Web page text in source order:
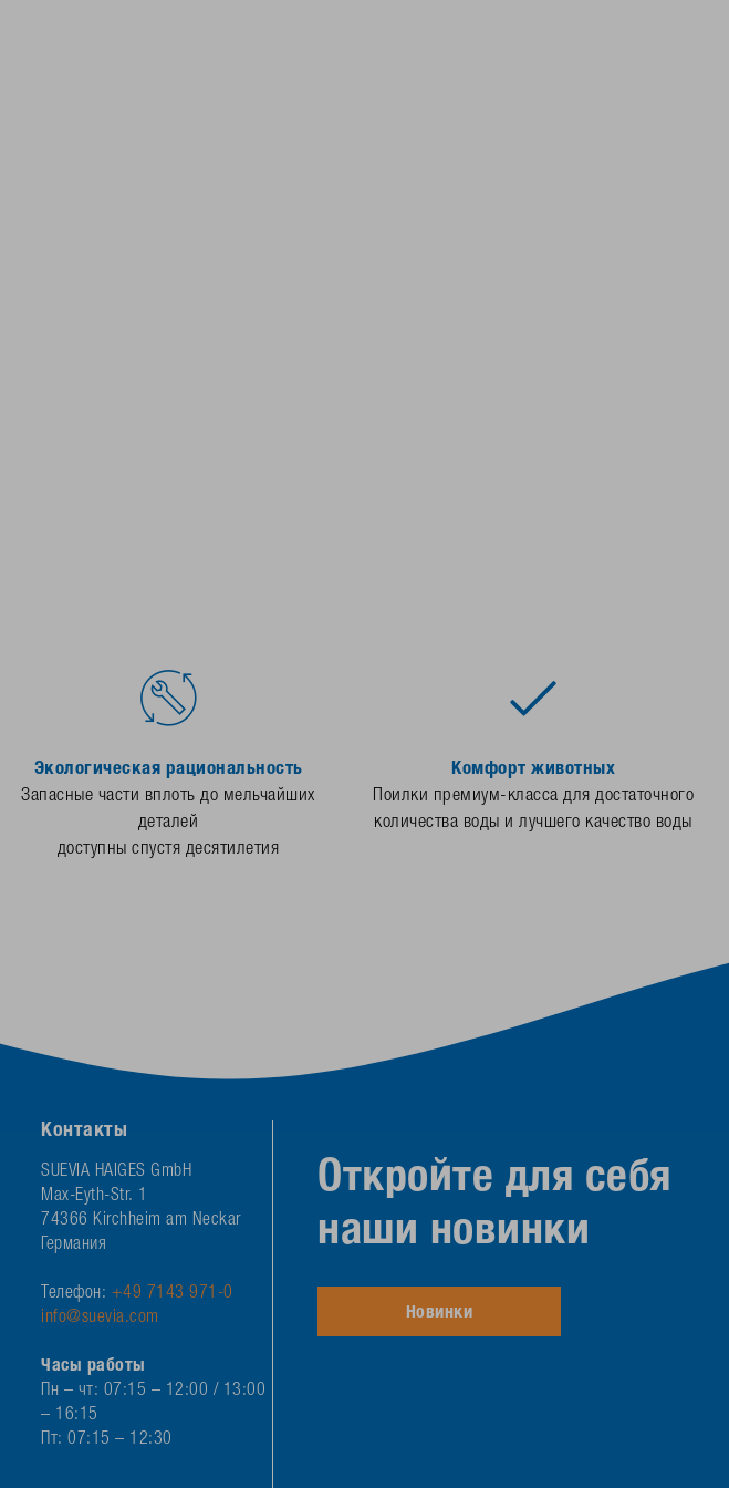
Экологическая рациональность
Запасные части вплоть до мельчайших
деталей
доступны спустя десятилетия
Комфорт животных
Поилки премиум-класса для достаточного
количества воды и лучшего качество воды
Контакты
SUEVIA HAIGES GmbH
Max-Eyth-Str. 1
74366 Kirchheim am Neckar
Германия
Телефон: +49 7143 971-0
info@suevia.com
Часы работы
Пн – чт: 07:15 – 12:00 / 13:00
– 16:15
Пт: 07:15 – 12:30
Откройте для себя
наши новинки
Новинки